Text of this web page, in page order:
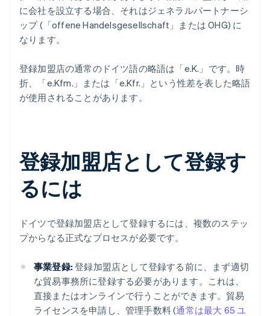
に会社を設立する場合、それはジェネラルパートナーシ
ップ (「offene Handelsgesellschaft」または OHG) に
なります。
登録加盟店の通常のドイツ語の略語は「e.K.」です。時
折、「e.Kfm.」または「e.Kfr.」という性差を表した略語
が使用されることがあります。
登録加盟店として登録す
るには
ドイツで登録加盟店として登録するには、複数のステッ
プからなる正式なプロセスが必要です。
事業登録: 登録加盟店として登録する前に、まず適切
な貿易事務所に登録する必要があります。これは、
直接またはオンラインで行うことができます。貿易
ライセンスを申請し、管理手数料 (通常は最大 65 ユ